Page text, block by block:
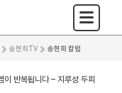
> 송현희TV > 송현희 칼럼
이 반복됩니다 – 지루성 두피